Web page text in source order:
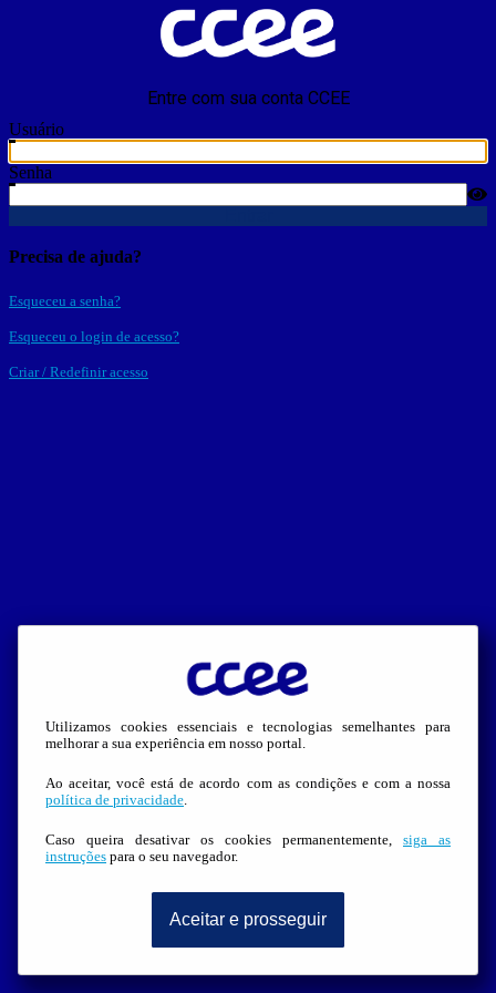
Entre com sua conta CCEE
Usuário
Senha
Precisa de ajuda?
Esqueceu a senha?
Esqueceu o login de acesso?
Criar / Redefinir acesso
Utilizamos cookies essenciais e tecnologias semelhantes para
melhorar a sua experiência em nosso portal.
Ao aceitar, você está de acordo com as condições e com a nossa
política de privacidade.
Caso queira desativar os cookies permanentemente, siga as
instruções para o seu navegador.
Aceitar e prosseguir